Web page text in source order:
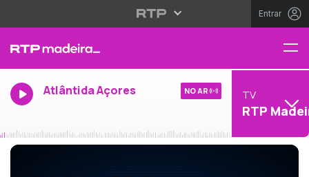
Entrar
Atlântida Açores NO AR TV
RTP